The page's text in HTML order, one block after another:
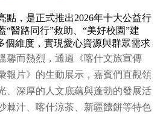
點，是正式推出2026年十大公益行
“醫路同行”救助、“美好校園”建
個維度，實現愛心資源與群眾需求
馨而熱烈，通過《喀什文旅宣傳
報片》的生動展示，嘉賓們直觀領
、深厚的人文底蘊與蓬勃的發展活
棘汁、喀什涼茶、新疆饢餅等特色